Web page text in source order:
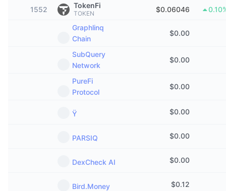
預測市場
ETF資金流向
加密貨幣 ETF
比特幣 ETF
以太幣 ETF
技能市場
CMC 模型上下文協議
網頁套件
1552 TokenFi
TOKEN $0.06046
Graphlinq
Chain
$0.00
SubQuery
Network
$0.00
PureFi
Protocol
$0.00
Ÿ $0.00
PARSIQ $0.00
DexCheck AI $0.00
Bird.Money $0.12